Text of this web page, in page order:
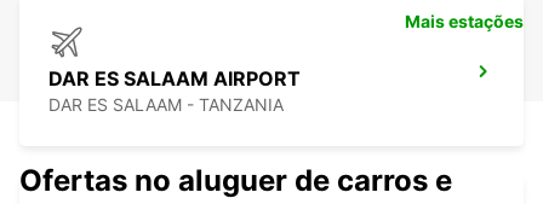
DAR ES SALAAM AIRPORT
DAR ES SALAAM - TANZANIA
Mais estações
Ofertas no aluguer de carros e